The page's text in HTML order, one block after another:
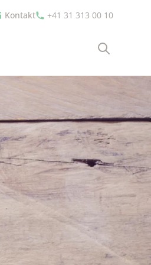
Kontakt +41 31 313 00 10
Suche